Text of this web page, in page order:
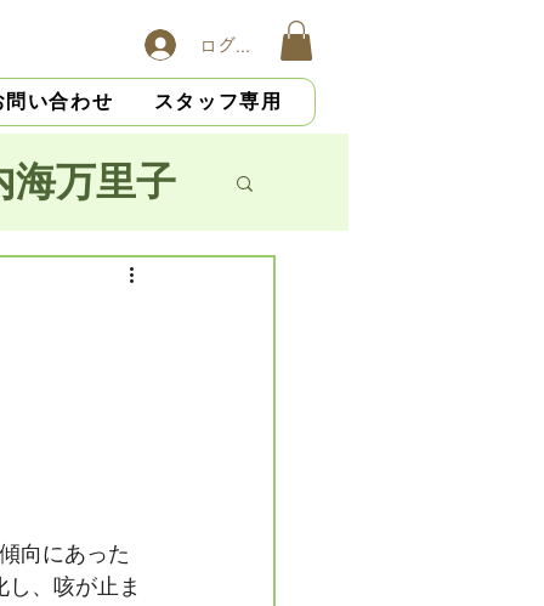
ログイン
問い合わせ スタッフ専用
海万里子
向にあった
、咳が止ま